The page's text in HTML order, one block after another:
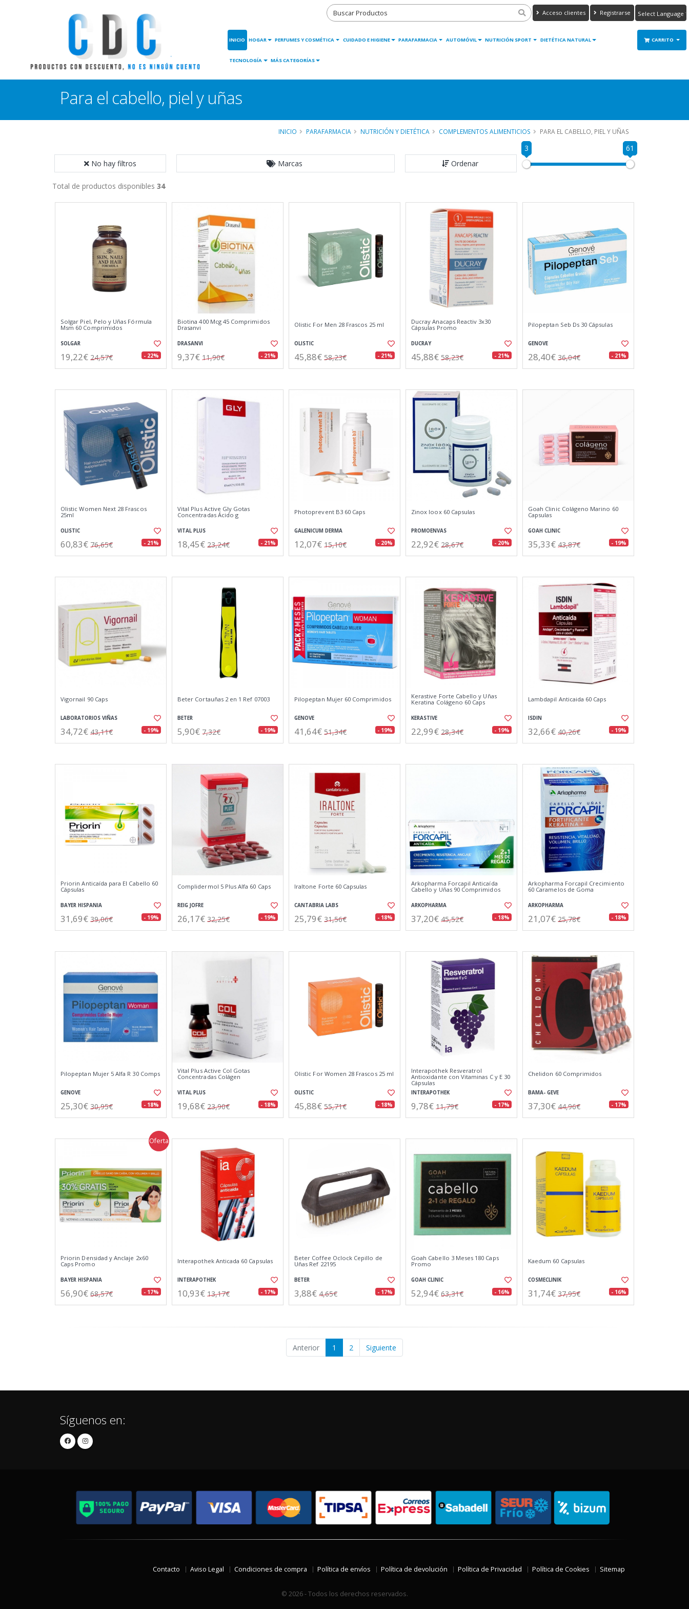
Acceso clientes Registrarse
Translate
INICIO HOGAR PERFUMES Y COSMÉTICA CUIDADO E HIGIENE PARAFARMACIA AUTOMÓVIL NUTRICIÓN SPORT DIETÉTICA NATURAL
TECNOLOGÍA MÁS CATEGORÍAS
CARRITO
Para el cabello, piel y uñas
INICIO PARAFARMACIA NUTRICIÓN Y DIETÉTICA COMPLEMENTOS ALIMENTICIOS PARA EL CABELLO, PIEL Y UÑAS
No hay filtros Marcas Ordenar
3 61
Total de productos disponibles 34
Solgar Piel, Pelo y Uñas Fórmula
Msm 60 Comprimidos
SOLGAR
19,22€ 24,57€ - 22%
Biotina 400 Mcg 45 Comprimidos
Drasanvi
DRASANVI
9,37€ 11,90€ - 21%
Olistic For Men 28 Frascos 25 ml
OLISTIC
45,88€ 58,23€ - 21%
Ducray Anacaps Reactiv 3x30
Cápsulas Promo
DUCRAY
45,88€ 58,23€ - 21%
Pilopeptan Seb Ds 30 Cápsulas
GENOVE
28,40€ 36,04€ - 21%
Olistic Women Next 28 Frascos
25ml
OLISTIC
60,83€ 76,65€ - 21%
Vital Plus Active Gly Gotas
Concentradas Ácido g
VITAL PLUS
18,45€ 23,24€ - 21%
Photoprevent B3 60 Caps
GALENICUM DERMA
12,07€ 15,10€ - 20%
Zinox Ioox 60 Capsulas
PROMOENVAS
22,92€ 28,67€ - 20%
Goah Clinic Colágeno Marino 60
Capsulas
GOAH CLINIC
35,33€ 43,87€ - 19%
Vigornail 90 Caps
LABORATORIOS VIÑAS
34,72€ 43,11€ - 19%
Beter Cortauñas 2 en 1 Ref 07003
BETER
5,90€ 7,32€ - 19%
Pilopeptan Mujer 60 Comprimidos
GENOVE
41,64€ 51,34€ - 19%
Kerastive Forte Cabello y Uñas
Keratina Colágeno 60 Caps
KERASTIVE
22,99€ 28,34€ - 19%
Lambdapil Anticaida 60 Caps
ISDIN
32,66€ 40,26€ - 19%
Priorin Anticaída para El Cabello 60
Cápsulas
BAYER HISPANIA
31,69€ 39,06€ - 19%
Complidermol 5 Plus Alfa 60 Caps
REIG JOFRE
26,17€ 32,25€ - 19%
Iraltone Forte 60 Capsulas
CANTABRIA LABS
25,79€ 31,56€ - 18%
Arkopharma Forcapil Anticaída
Cabello y Uñas 90 Comprimidos
ARKOPHARMA
37,20€ 45,52€ - 18%
Arkopharma Forcapil Crecimiento
60 Caramelos de Goma
ARKOPHARMA
21,07€ 25,78€ - 18%
Pilopeptan Mujer 5 Alfa R 30 Comps
GENOVE
25,30€ 30,95€ - 18%
Vital Plus Active Col Gotas
Concentradas Colágen
VITAL PLUS
19,68€ 23,90€ - 18%
Olistic For Women 28 Frascos 25 ml
OLISTIC
45,88€ 55,71€ - 18%
Interapothek Resveratrol
Antioxidante con Vitaminas C y E 30
Cápsulas
INTERAPOTHEK
9,78€ 11,79€ - 17%
Chelidon 60 Comprimidos
BAMA- GEVE
37,30€ 44,96€ - 17%
Oferta
Priorin Densidad y Anclaje 2x60
Caps Promo
BAYER HISPANIA
56,90€ 68,57€ - 17%
Interapothek Anticada 60 Capsulas
INTERAPOTHEK
10,93€ 13,17€ - 17%
Beter Coffee Oclock Cepillo de
Uñas Ref 22195
BETER
3,88€ 4,65€ - 17%
Goah Cabello 3 Meses 180 Caps
Promo
GOAH CLINIC
52,94€ 63,31€ - 16%
Kaedum 60 Capsulas
COSMECLINIK
31,74€ 37,95€ - 16%
Anterior 1 2 Siguiente
Síguenos en:
Contacto Aviso Legal Condiciones de compra Política de envíos Política de devolución Política de Privacidad Política de Cookies Sitemap
© 2026 - Todos los derechos reservados.